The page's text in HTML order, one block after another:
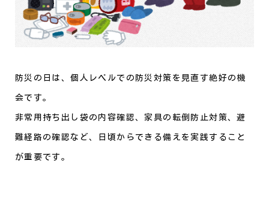
防災の日は、個人レベルでの防災対策を見直す絶好の機
会です。
非常用持ち出し袋の内容確認、家具の転倒防止対策、避
難経路の確認など、日頃からできる備えを実践すること
が重要です。